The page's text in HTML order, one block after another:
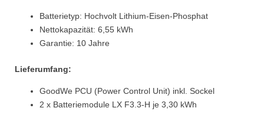
Batterietyp: Hochvolt Lithium-Eisen-Phosphat
Nettokapazität: 6,55 kWh
Garantie: 10 Jahre
Lieferumfang:
GoodWe PCU (Power Control Unit) inkl. Sockel
2 x Batteriemodule LX F3.3-H je 3,30 kWh